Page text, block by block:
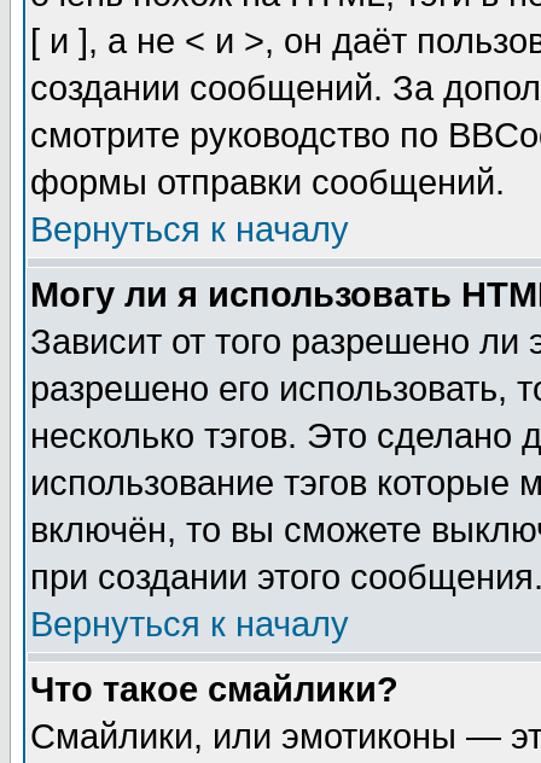
[ и ], а не < и >, он даёт
создании сообщений. За
смотрите руководство по
формы отправки сообщений.
Вернуться к началу
Могу ли я использовать
Зависит от того разрешено
разрешено его использовать,
несколько тэгов. Это сделано
использование тэгов
включён, то вы сможете
при создании этого
Вернуться к началу
Что такое смайлики?
Смайлики, или эмотиконы —